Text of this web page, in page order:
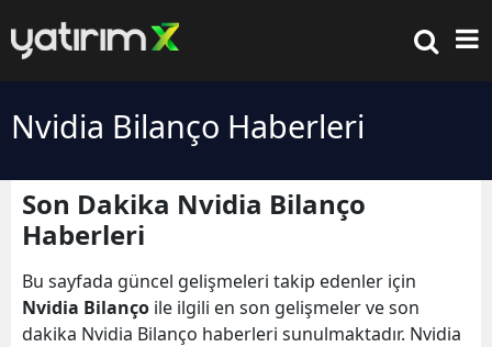
Nvidia Bilanço Haberleri
Son Dakika Nvidia Bilanço
Haberleri
Bu sayfada güncel gelişmeleri takip edenler için
Nvidia Bilanço ile ilgili en son gelişmeler ve son
dakika Nvidia Bilanço haberleri sunulmaktadır. Nvidia